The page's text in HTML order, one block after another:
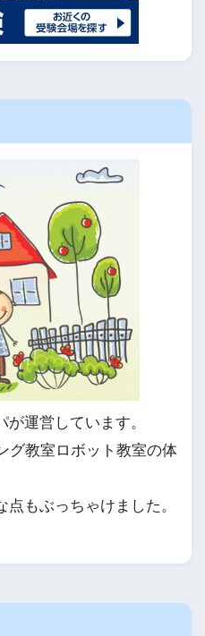
運営しています。
グ教室ロボット教室の体
もぶっちゃけました。